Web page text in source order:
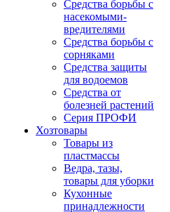
Средства борьбы с
насекомыми-
вредителями
Средства борьбы с
сорняками
Средства защиты
для водоемов
Средства от
болезней растений
Серия ПРОФИ
Хозтовары
Товары из
пластмассы
Ведра, тазы,
товары для уборки
Кухонные
принадлежности